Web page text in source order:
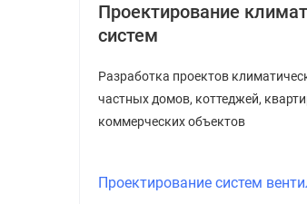
Проектирование
систем
Разработка проектов
частных домов, коттеджей,
коммерческих объектов
Проектирование систем